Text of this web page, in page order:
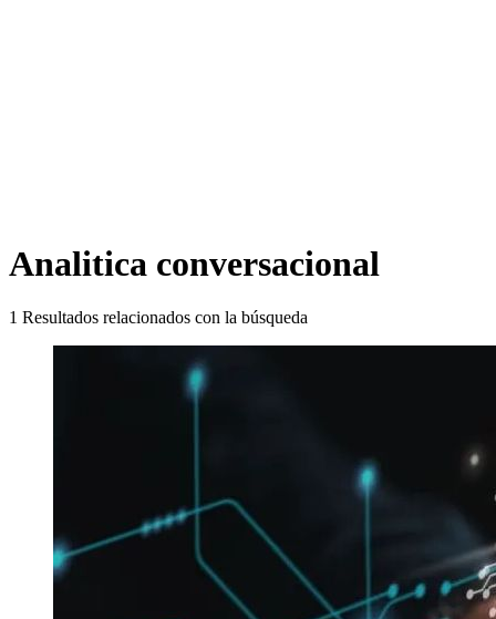
Analitica conversacional
1 Resultados relacionados con la búsqueda